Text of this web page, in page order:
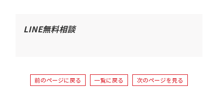
LINE無料相談
前のページに戻る 一覧に戻る 次のページを見る